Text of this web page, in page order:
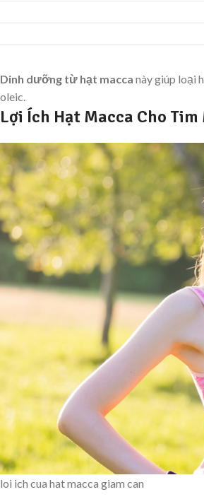
Dinh dưỡng từ hạt macca này giúp loại
oleic.
Lợi Ích Hạt Macca Cho Tim
loi ich cua hat macca giam can